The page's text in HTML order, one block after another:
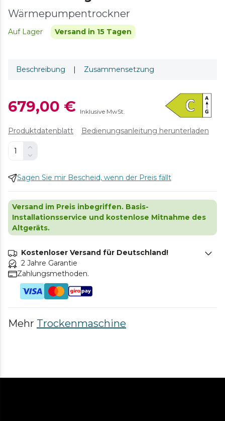
Wärmepumpentrockner
Auf Lager Versand in 15 Tagen
Beschreibung | Zusammensetzung
679,00 € Inklusive MwSt.
Produktdatenblatt Bedienungsanleitung herunterladen
Sagen Sie mir Bescheid, wenn der Preis fällt
Versand im Preis inbegriffen. Basis-
Installationsservice und kostenlose Mitnahme des
Altgeräts.
Kostenloser Versand für Deutschland!
2 Jahre Garantie
Zahlungsmethoden.
Mehr Trockenmaschine